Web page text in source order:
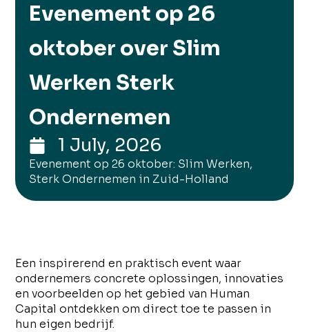
Evenement op 26
oktober over Slim
Werken Sterk
Ondernemen
1 July, 2026
Evenement op 26 oktober: Slim Werken,
Sterk Ondernemen in Zuid-Holland
Een inspirerend en praktisch event waar
ondernemers concrete oplossingen, innovaties
en voorbeelden op het gebied van Human
Capital ontdekken om direct toe te passen in
hun eigen bedrijf.